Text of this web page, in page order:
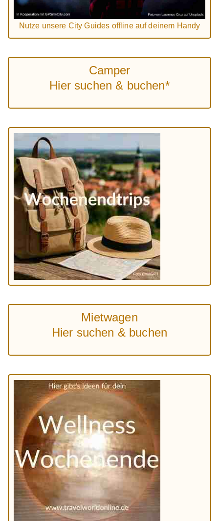
Nutze unsere City Guides offline auf deinem Handy
Camper
Hier suchen & buchen*
Mietwagen
Hier suchen & buchen